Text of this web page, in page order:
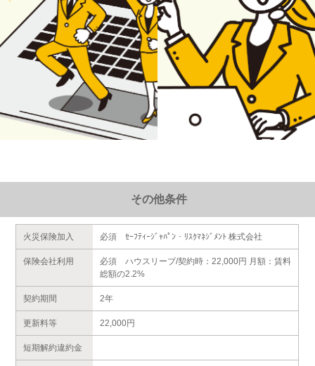
その他条件
火災保険加入 必須 ｾｰﾌﾃｨｰｼﾞｬﾊﾟﾝ・ﾘｽｸﾏﾈｼﾞﾒﾝﾄ 株式会社
保険会社利用
必須 ハウスリーブ/契約時：22,000円 月額：賃料
総額の2.2%
契約期間 2年
更新料等 22,000円
短期解約違約金